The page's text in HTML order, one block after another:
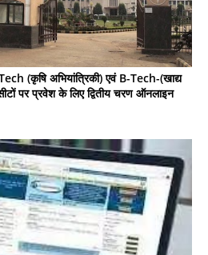
(कृषि अभियांत्रिकी) एवं B-Tech-(खाद्य
सीटों पर प्रवेश के लिए द्वितीय चरण ऑनलाइन